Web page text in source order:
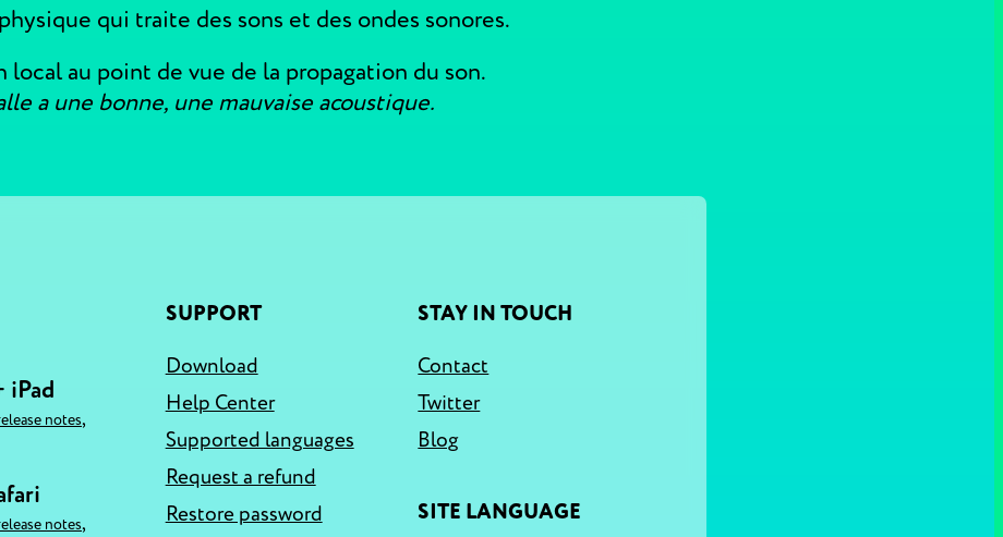
qui traite des sons et des ondes sonores.
au point de vue de la propagation du son.
a une bonne, une mauvaise acoustique.
iPad
notes,
notes,
SUPPORT
Download
Help Center
Supported languages
Request a refund
Restore password
STAY IN TOUCH
Contact
Twitter
Blog
SITE LANGUAGE